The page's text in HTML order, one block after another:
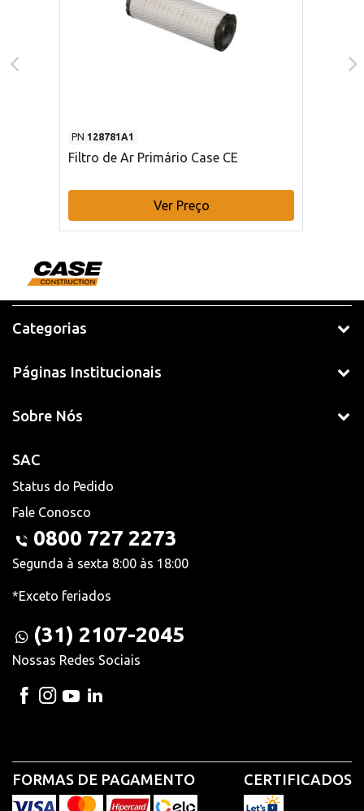
PN 128781A1
Filtro de Ar Primário Case CE
Ver Preço
Categorias
Páginas Institucionais
Sobre Nós
SAC
Status do Pedido
Fale Conosco
0800 727 2273
Segunda à sexta 8:00 às 18:00
*Exceto feriados
(31) 2107-2045
Nossas Redes Sociais
FORMAS DE PAGAMENTO CERTIFICADOS